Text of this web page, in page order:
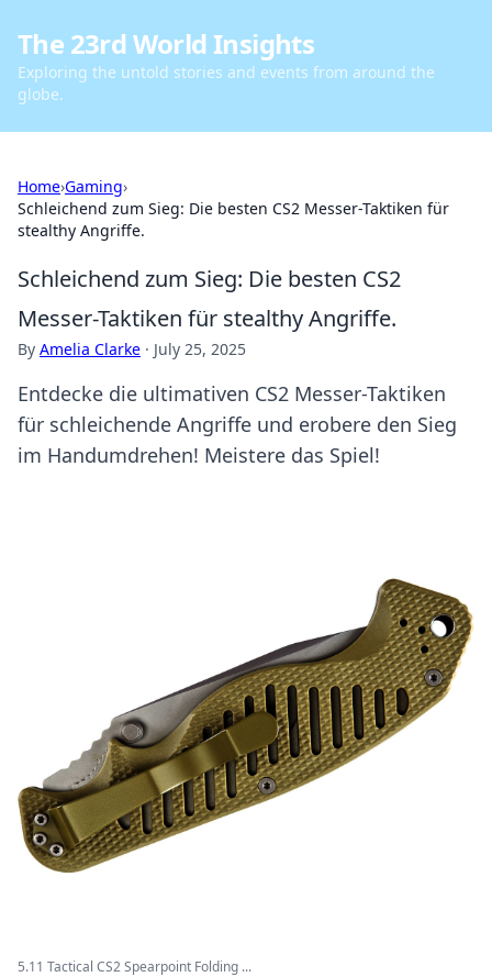
The 23rd World Insights
Exploring the untold stories and events from around the
globe.
Home›Gaming›
Schleichend zum Sieg: Die besten CS2 Messer-Taktiken für
stealthy Angriffe.
Schleichend zum Sieg: Die besten CS2
Messer-Taktiken für stealthy Angriffe.
By Amelia Clarke · July 25, 2025
Entdecke die ultimativen CS2 Messer-Taktiken
für schleichende Angriffe und erobere den Sieg
im Handumdrehen! Meistere das Spiel!
5.11 Tactical CS2 Spearpoint Folding ...